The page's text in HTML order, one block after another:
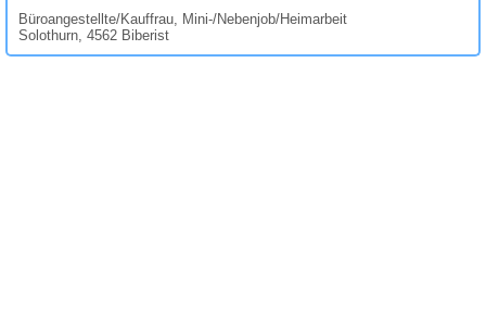
Büroangestellte/Kauffrau, Mini-/Nebenjob/Heimarbeit
Solothurn, 4562 Biberist